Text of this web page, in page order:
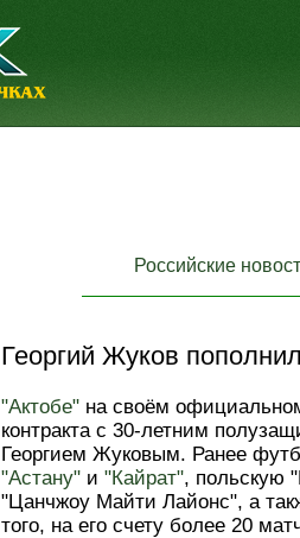
Российские
Георгий Жуков
"Актобе" на своём
контракта с 30-летним
Георгием Жуковым. Ранее
"Астану" и "Кайрат", польскую
"Цанчжоу Майти Лайонс", а
того, на его счету более 20